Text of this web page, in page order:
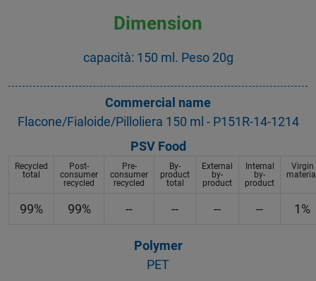
Dimension
capacità: 150 ml. Peso 20g
Commercial name
Flacone/Fialoide/Pilloliera 150 ml - P151R-14-1214
PSV Food
Recycled
total
Post-
consumer
recycled
Pre-
consumer
recycled
By-
product
total
External
by-
product
Internal
by-
product
Virgin
99% 99% -- -- -- -- 1%
Polymer
PET